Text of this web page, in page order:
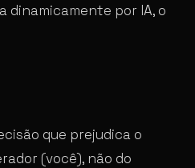
dinamicamente por IA, o
que prejudica o
(você), não do